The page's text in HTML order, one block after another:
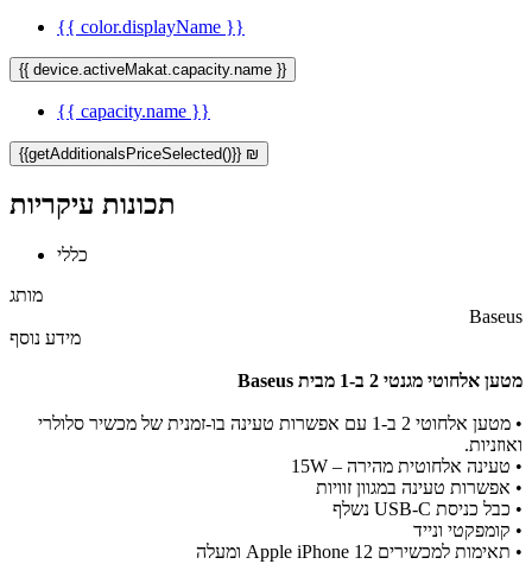
{{ color.displayName }}
{{ device.activeMakat.capacity.name }}
{{ capacity.name }}
{{getAdditionalsPriceSelected()}} ₪
תכונות עיקריות
כללי
מותג
Baseus
מידע נוסף
מטען אלחוטי מגנטי 2 ב-1 מבית Baseus
•
מטען אלחוטי 2 ב-1 עם אפשרות טעינה בו-זמנית של מכשיר סלולרי
ואוזניות.
• טעינה אלחוטית מהירה – 15W
• אפשרות טעינה במגוון זוויות
• כבל כניסת USB-C נשלף
• קומפקטי ונייד
• תאימות למכשירים Apple iPhone 12 ומעלה